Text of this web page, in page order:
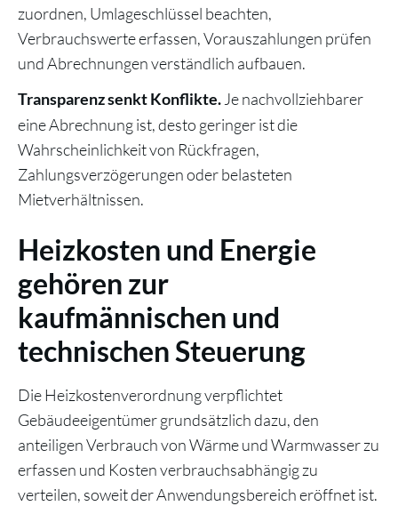
zuordnen, Umlageschlüssel beachten,
Verbrauchswerte erfassen, Vorauszahlungen prüfen
und Abrechnungen verständlich aufbauen.
Transparenz senkt Konflikte. Je nachvollziehbarer
eine Abrechnung ist, desto geringer ist die
Wahrscheinlichkeit von Rückfragen,
Zahlungsverzögerungen oder belasteten
Mietverhältnissen.
Heizkosten und Energie
gehören zur
kaufmännischen und
technischen Steuerung
Die Heizkostenverordnung verpflichtet
Gebäudeeigentümer grundsätzlich dazu, den
anteiligen Verbrauch von Wärme und Warmwasser zu
erfassen und Kosten verbrauchsabhängig zu
verteilen, soweit der Anwendungsbereich eröffnet ist.